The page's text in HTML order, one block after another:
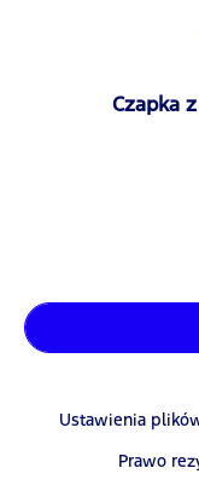
Czapka
Ustawienia
Prawo